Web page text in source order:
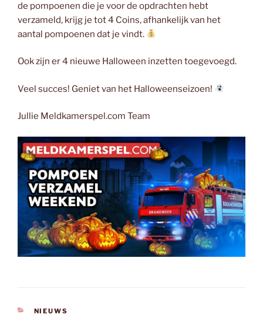
de pompoenen die je voor de opdrachten hebt
verzameld, krijg je tot 4 Coins, afhankelijk van het
aantal pompoenen dat je vindt.
Ook zijn er 4 nieuwe Halloween inzetten toegevoegd.
Veel succes! Geniet van het Halloweenseizoen!
Jullie Meldkamerspel.com Team
CATEGORIEËN
NIEUWS